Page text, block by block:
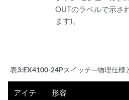
OUTのラベルで示さ
ます)。
表3:EX4100-24Pスイッチ—物理仕様
アイテ
形容